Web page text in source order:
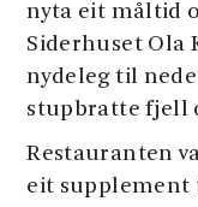
nyta eit måltid
Siderhuset Ola
nydeleg til
stupbratte fjell
Restauranten
eit supplement